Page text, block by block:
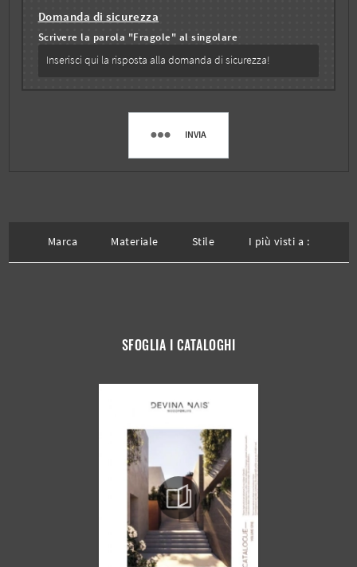
Domanda di sicurezza
Scrivere la parola "Fragole" al singolare
INVIA
Marca Materiale Stile I più visti a :
SFOGLIA I CATALOGHI